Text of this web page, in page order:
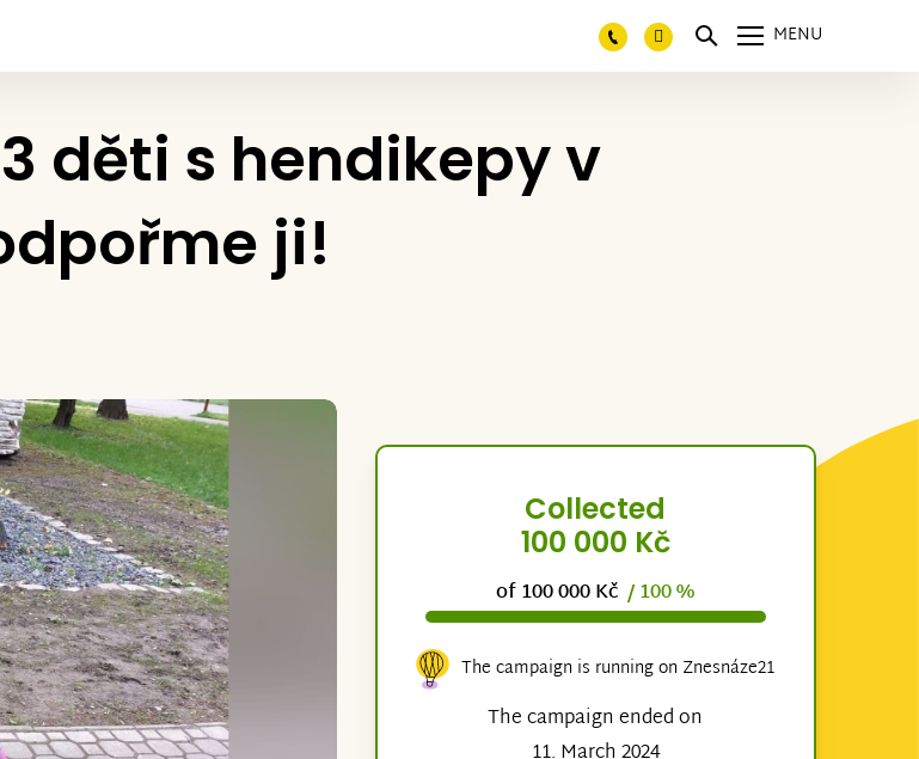
MENU
děti s hendikepy v
ji!
Collected
100 000 Kč
of 100 000 Kč/ 100 %
The campaign is running on Znesnáze21
The campaign ended on